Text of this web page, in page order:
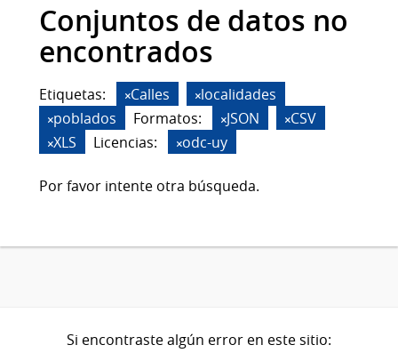
Conjuntos de datos no
encontrados
Etiquetas: Calles
localidades
poblados
Formatos: JSON
CSV
XLS
Licencias: odc-uy
Por favor intente otra búsqueda.
Si encontraste algún error en este sitio: